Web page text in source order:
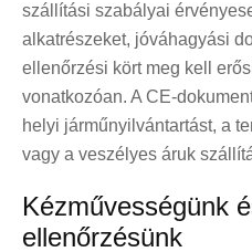
szállítási szabályai
alkatrészeket, jóváhagyási
ellenőrzési kört meg kell
vonatkozóan. A CE-
helyi járműnyilvántartást, a
vagy a veszélyes áruk
Kézművességünk
ellenőrzésünk